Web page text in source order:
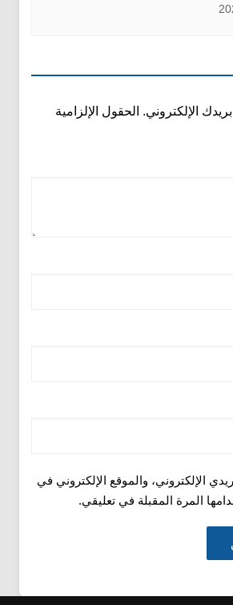
الإلكتروني. الحقول الإلزامية
الإلكتروني، والموقع الإلكتروني في
المرة المقبلة في تعليقي.